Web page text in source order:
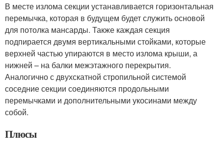
В месте излома секции устанавливается горизонтальная
перемычка, которая в будущем будет служить основой
для потолка мансарды. Также каждая секция
подпирается двумя вертикальными стойками, которые
верхней частью упираются в место излома крыши, а
нижней – на балки межэтажного перекрытия.
Аналогично с двухскатной стропильной системой
соседние секции соединяются продольными
перемычками и дополнительными укосинами между
собой.
Плюсы